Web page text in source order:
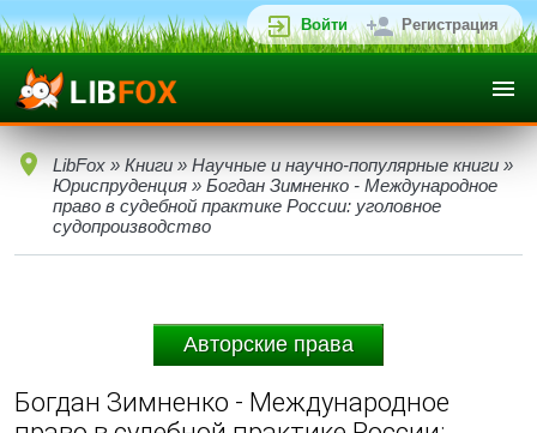
Войти Регистрация
LibFox » Книги » Научные и научно-популярные книги »
Юриспруденция » Богдан Зимненко - Международное
право в судебной практике России: уголовное
судопроизводство
Авторские права
Богдан Зимненко - Международное